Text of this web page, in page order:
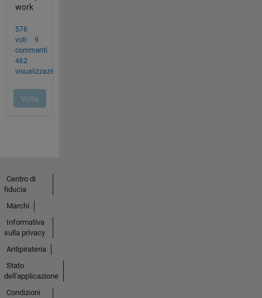
Centro di
fiducia
Marchi
Informativa
sulla privacy
Antipirateria
Stato
dell'applicazione
Condizioni